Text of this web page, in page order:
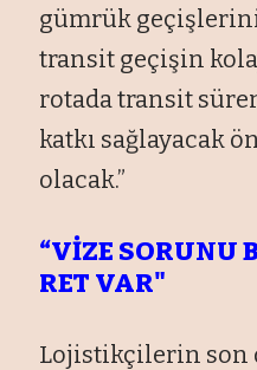
gümrük
transit geçişin
rotada transit
katkı sağlayacak
olacak.”
“VİZE SORUNU
RET VAR"
Lojistikçilerin son